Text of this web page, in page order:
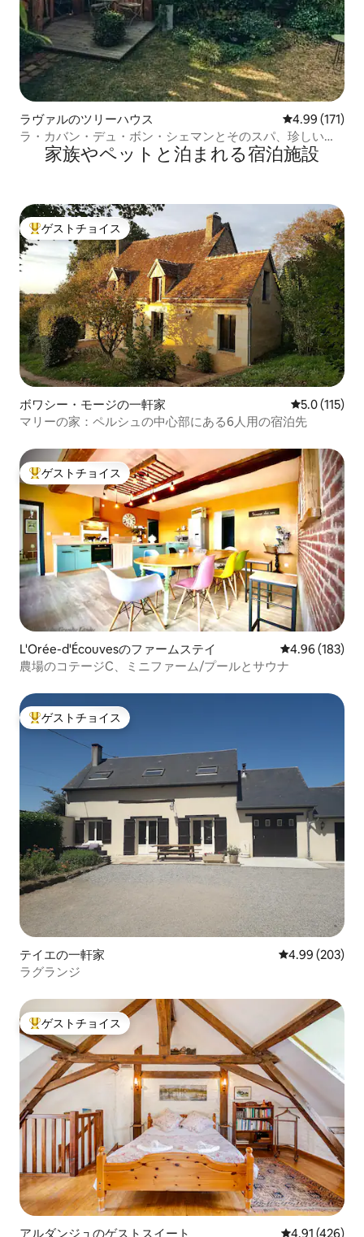
ラヴァルのツリーハウス レビュー171
4.99 (171)
ラ・カバン・デュ・ボン・シェマンとそのスパ、珍しい場
家族やペットと泊まれる宿泊施設
大好評のゲストチョイスです。
ゲストチョイス
ボワシー・モージの一軒家 レビュー115
5.0 (115)
マリーの家：ペルシュの中心部にある6人用の宿泊先
大好評のゲストチョイスです。
ゲストチョイス
L'Orée-d'Écouvesのファームステイ レビュー183
4.96 (183)
農場のコテージC、ミニファーム/プールとサウナ
大好評のゲストチョイスです。
ゲストチョイス
テイエの一軒家 レビュー203
4.99 (203)
ラグランジ
大好評のゲストチョイスです。
ゲストチョイス
アルダンジュのゲストスイート レビュー426
4.91 (426)